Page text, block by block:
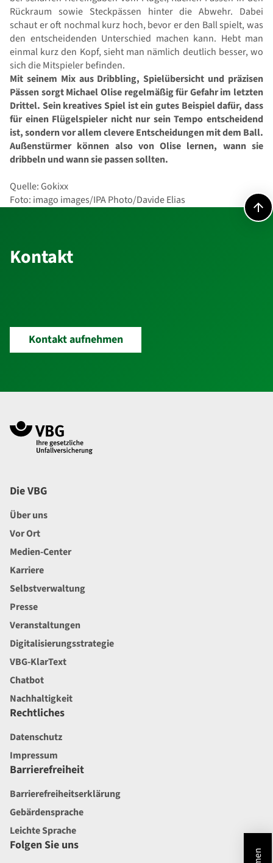
Rückraum sowie Steckpässen hinter die Abwehr. Dabei
schaut er oft nochmal kurz hoch, bevor er den Ball spielt, was
den entscheidenden Unterschied machen kann. Hebt man
einmal kurz den Kopf, sieht man nämlich deutlich besser, wo
sich die Mitspieler befinden.
Mit seinem Mix aus Dribbling, Spielübersicht und präzisen
Pässen sorgt Michael Olise regelmäßig für Gefahr im letzten
Drittel. Sein kreatives Spiel ist ein gutes Beispiel dafür, dass
für einen Flügelspieler nicht nur sein Tempo entscheidend
ist, sondern vor allem clevere Entscheidungen mit dem Ball.
Außenstürmer können also von Olise lernen, wann sie
dribbeln und wann sie passen sollten.
Quelle: Gokixx
Foto: imago images/IPA Photo/Davide Elias
Kontakt
Kontakt aufnehmen
Die VBG
Über uns
Vor Ort
Medien-Center
Karriere
Selbstverwaltung
Presse
Veranstaltungen
Digitalisierungsstrategie
VBG-KlarText
Chatbot
Nachhaltigkeit
Rechtliches
Datenschutz
Impressum
Barrierefreiheit
Barrierefreiheitserklärung
Gebärdensprache
Leichte Sprache
Folgen Sie uns